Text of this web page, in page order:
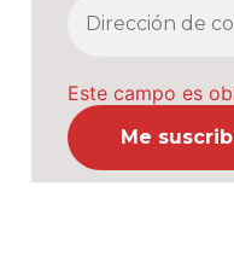
Este campo es